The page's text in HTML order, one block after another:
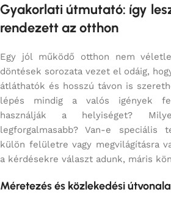
Gyakorlati útmutató: így
rendezett az otthon
Egy jól működő otthon nem
döntések sorozata vezet el odáig,
átláthatók és hosszú távon is
lépés mindig a valós igények
használják a helyiséget?
legforgalmasabb? Van-e speciális
külön felületre vagy megvilágításra
a kérdésekre választ adunk, máris
Méretezés és közlekedési